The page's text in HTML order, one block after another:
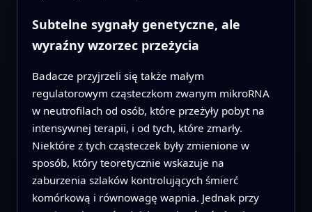
Subtelne sygnały genetyczne, ale
wyraźny wzorzec przeżycia
Badacze przyjrzeli się także małym
regulatorowym cząsteczkom zwanym mikroRNA
w neutrofilach od osób, które przeżyły pobyt na
intensywnej terapii, i od tych, które zmarły.
Niektóre z tych cząsteczek były zmienione w
sposób, który teoretycznie wskazuje na
zaburzenia szlaków kontrolujących śmierć
komórkową i równowagę wapnia. Jednak przy